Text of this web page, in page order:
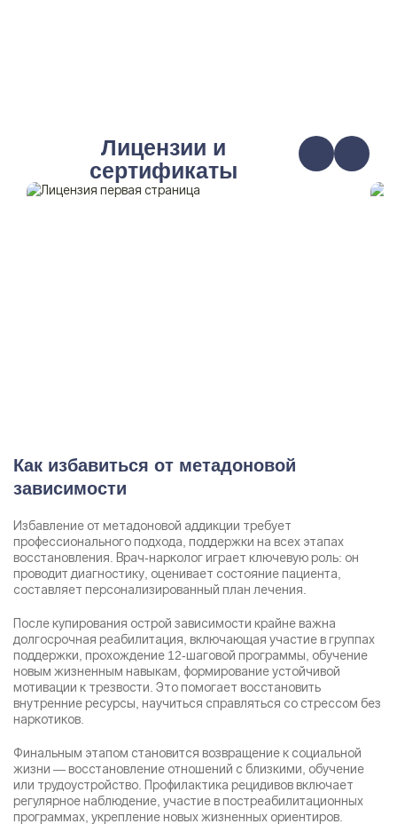
Лицензии и
сертификаты
Как избавиться от метадоновой
зависимости
Избавление от метадоновой аддикции требует
профессионального подхода, поддержки на всех этапах
восстановления. Врач-нарколог играет ключевую роль: он
проводит диагностику, оценивает состояние пациента,
составляет персонализированный план лечения.
После купирования острой зависимости крайне важна
долгосрочная реабилитация, включающая участие в группах
поддержки, прохождение 12-шаговой программы, обучение
новым жизненным навыкам, формирование устойчивой
мотивации к трезвости. Это помогает восстановить
внутренние ресурсы, научиться справляться со стрессом без
наркотиков.
Финальным этапом становится возвращение к социальной
жизни — восстановление отношений с близкими, обучение
или трудоустройство. Профилактика рецидивов включает
регулярное наблюдение, участие в постреабилитационных
программах, укрепление новых жизненных ориентиров.